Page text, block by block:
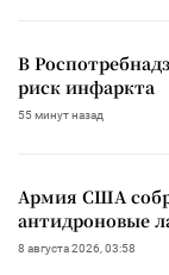
В
риск инфаркта
55 минут назад
Армия США
антидроновые
8 августа 2026, 03:58